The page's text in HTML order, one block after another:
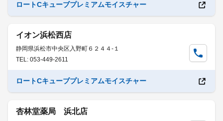
ロートCキューブプレミアムモイスチャー
イオン浜松西店
静岡県浜松市中央区入野町６２４４-１
TEL: 053-449-2611
ロートCキューブプレミアムモイスチャー
杏林堂薬局 浜北店